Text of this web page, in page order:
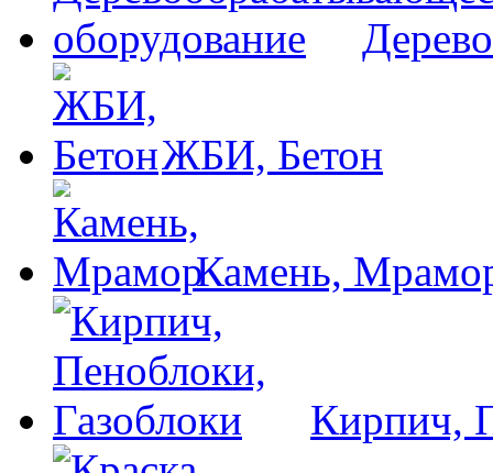
ЖБИ, Бетон
Камень,
Кирпич,